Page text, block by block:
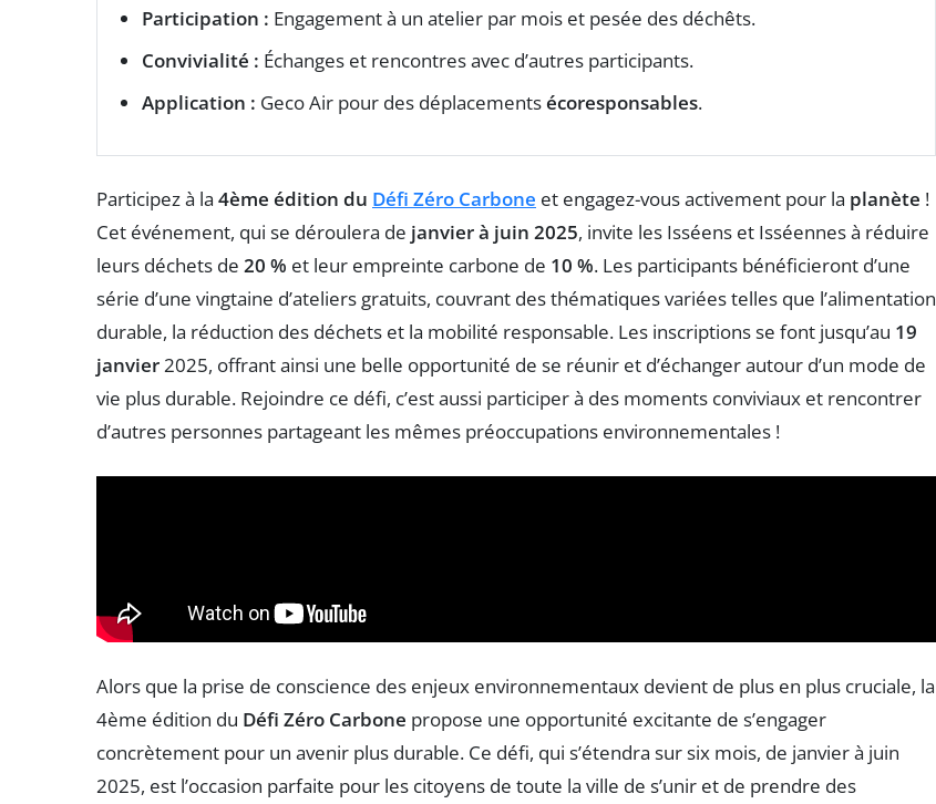
Participation : Engagement à un atelier par mois et pesée des déchêts.
Convivialité : Échanges et rencontres avec d’autres participants.
Application : Geco Air pour des déplacementsécoresponsables.
Participez à la 4ème édition du Défi Zéro Carbone et engagez-vous activement pour la planète !
Cet événement, qui se déroulera de janvier à juin 2025, invite les Isséens et Isséennes à réduire
leurs déchets de 20 % et leur empreinte carbone de 10 %. Les participants bénéficieront d’une
série d’une vingtaine d’ateliers gratuits, couvrant des thématiques variées telles que l’alimentation
durable, la réduction des déchets et la mobilité responsable. Les inscriptions se font jusqu’au 19
janvier 2025, offrant ainsi une belle opportunité de se réunir et d’échanger autour d’un mode de
vie plus durable. Rejoindre ce défi, c’est aussi participer à des moments conviviaux et rencontrer
d’autres personnes partageant les mêmes préoccupations environnementales !
Alors que la prise de conscience des enjeux environnementaux devient de plus en plus cruciale, la
4ème édition du Défi Zéro Carbone propose une opportunité excitante de s’engager
concrètement pour un avenir plus durable. Ce défi, qui s’étendra sur six mois, de janvier à juin
2025, est l’occasion parfaite pour les citoyens de toute la ville de s’unir et de prendre des